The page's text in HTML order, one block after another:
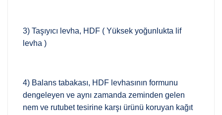
3) Taşıyıcı levha, HDF ( Yüksek yoğunlukta lif
levha )
4) Balans tabakası, HDF levhasının formunu
dengeleyen ve aynı zamanda zeminden gelen
nem ve rutubet tesirine karşı ürünü koruyan kağıt